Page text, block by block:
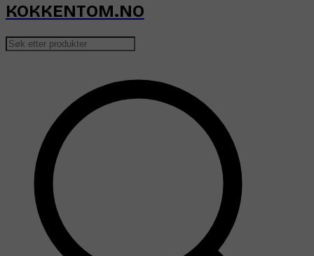
KOKKENTOM.NO